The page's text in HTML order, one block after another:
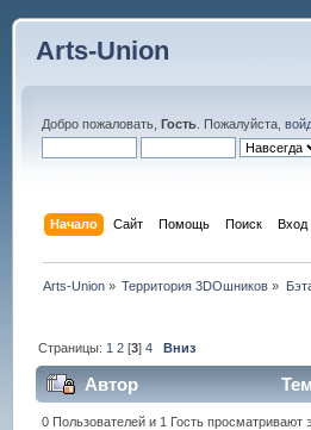
Arts-Union
Добро пожаловать, Гость. Пожалуйста,
Начало Сайт Помощь Поиск Вход
Arts-Union » Территория 3DOшников »
Страницы: 1 2 [3]4 Вниз
Автор
0 Пользователей и 1 Гость просматривают